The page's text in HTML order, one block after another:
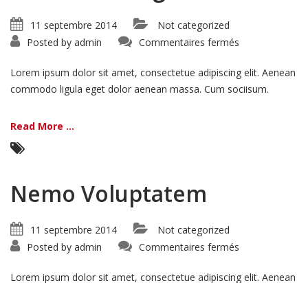
11 septembre 2014
Not categorized
Posted by admin Commentaires fermés
Magnam
Lorem ipsum dolor sit amet, consectetue adipiscing elit. Aenean
commodo ligula eget dolor aenean massa. Cum sociisum.
Read More ...
Nemo Voluptatem
11 septembre 2014
Not categorized
Posted by admin Commentaires fermés
Lorem ipsum dolor sit amet, consectetue adipiscing elit. Aenean